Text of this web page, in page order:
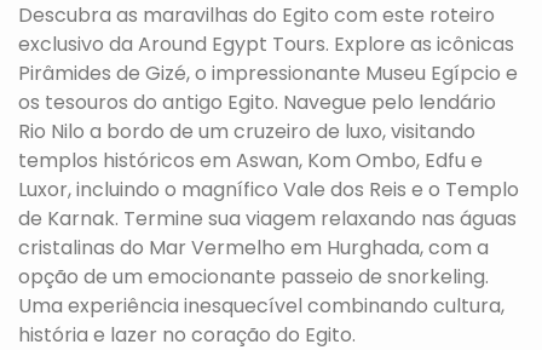
Descubra as maravilhas do Egito com este roteiro
exclusivo da Around Egypt Tours. Explore as icônicas
Pirâmides de Gizé, o impressionante Museu Egípcio e
os tesouros do antigo Egito. Navegue pelo lendário
Rio Nilo a bordo de um cruzeiro de luxo, visitando
templos históricos em Aswan, Kom Ombo, Edfu e
Luxor, incluindo o magnífico Vale dos Reis e o Templo
de Karnak. Termine sua viagem relaxando nas águas
cristalinas do Mar Vermelho em Hurghada, com a
opção de um emocionante passeio de snorkeling.
Uma experiência inesquecível combinando cultura,
história e lazer no coração do Egito.